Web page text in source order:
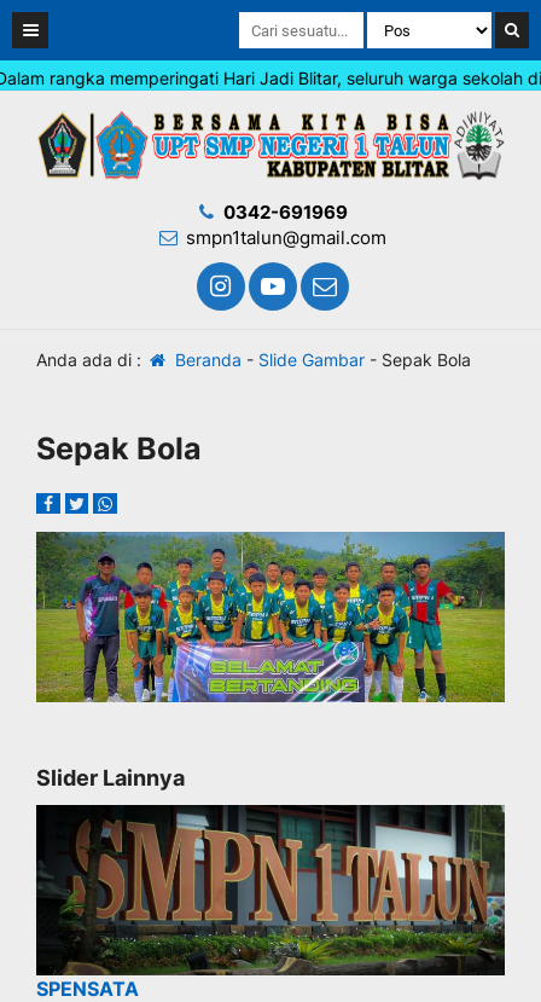
rangka memperingati Hari Jadi Blitar, seluruh warga sekolah
0342-691969
smpn1talun@gmail.com
Anda ada di : Beranda - Slide Gambar- Sepak Bola
Sepak Bola
Slider Lainnya
SPENSATA